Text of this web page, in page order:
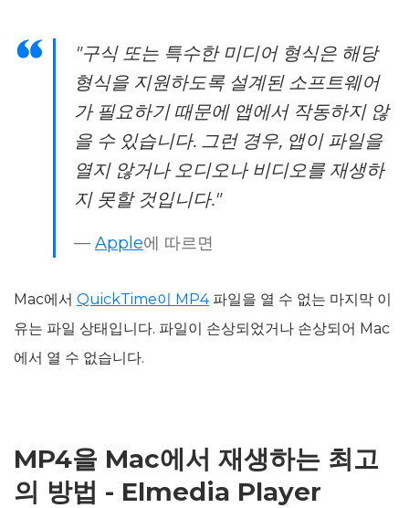
"구식 또는 특수한 미디어 형식은 해당
형식을 지원하도록 설계된 소프트웨어
가 필요하기 때문에 앱에서 작동하지 않
을 수 있습니다. 그런 경우, 앱이 파일을
열지 않거나 오디오나 비디오를 재생하
지 못할 것입니다."
— Apple에 따르면
Mac에서 QuickTime이 MP4파일을 열 수 없는 마지막 이
유는 파일 상태입니다. 파일이 손상되었거나 손상되어 Mac
에서 열 수 없습니다.
MP4을 Mac에서 재생하는 최고
의 방법 - Elmedia Player